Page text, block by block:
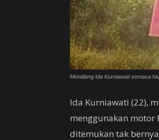
Mendiang Ida Kurniawati semasa
Ida Kurniawati (22),
menggunakan motor
ditemukan tak